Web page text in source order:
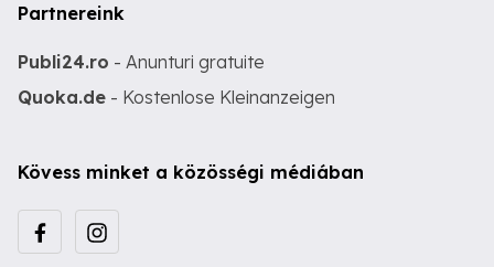
Partnereink
Publi24.ro - Anunturi gratuite
Quoka.de - Kostenlose Kleinanzeigen
Kövess minket a közösségi médiában